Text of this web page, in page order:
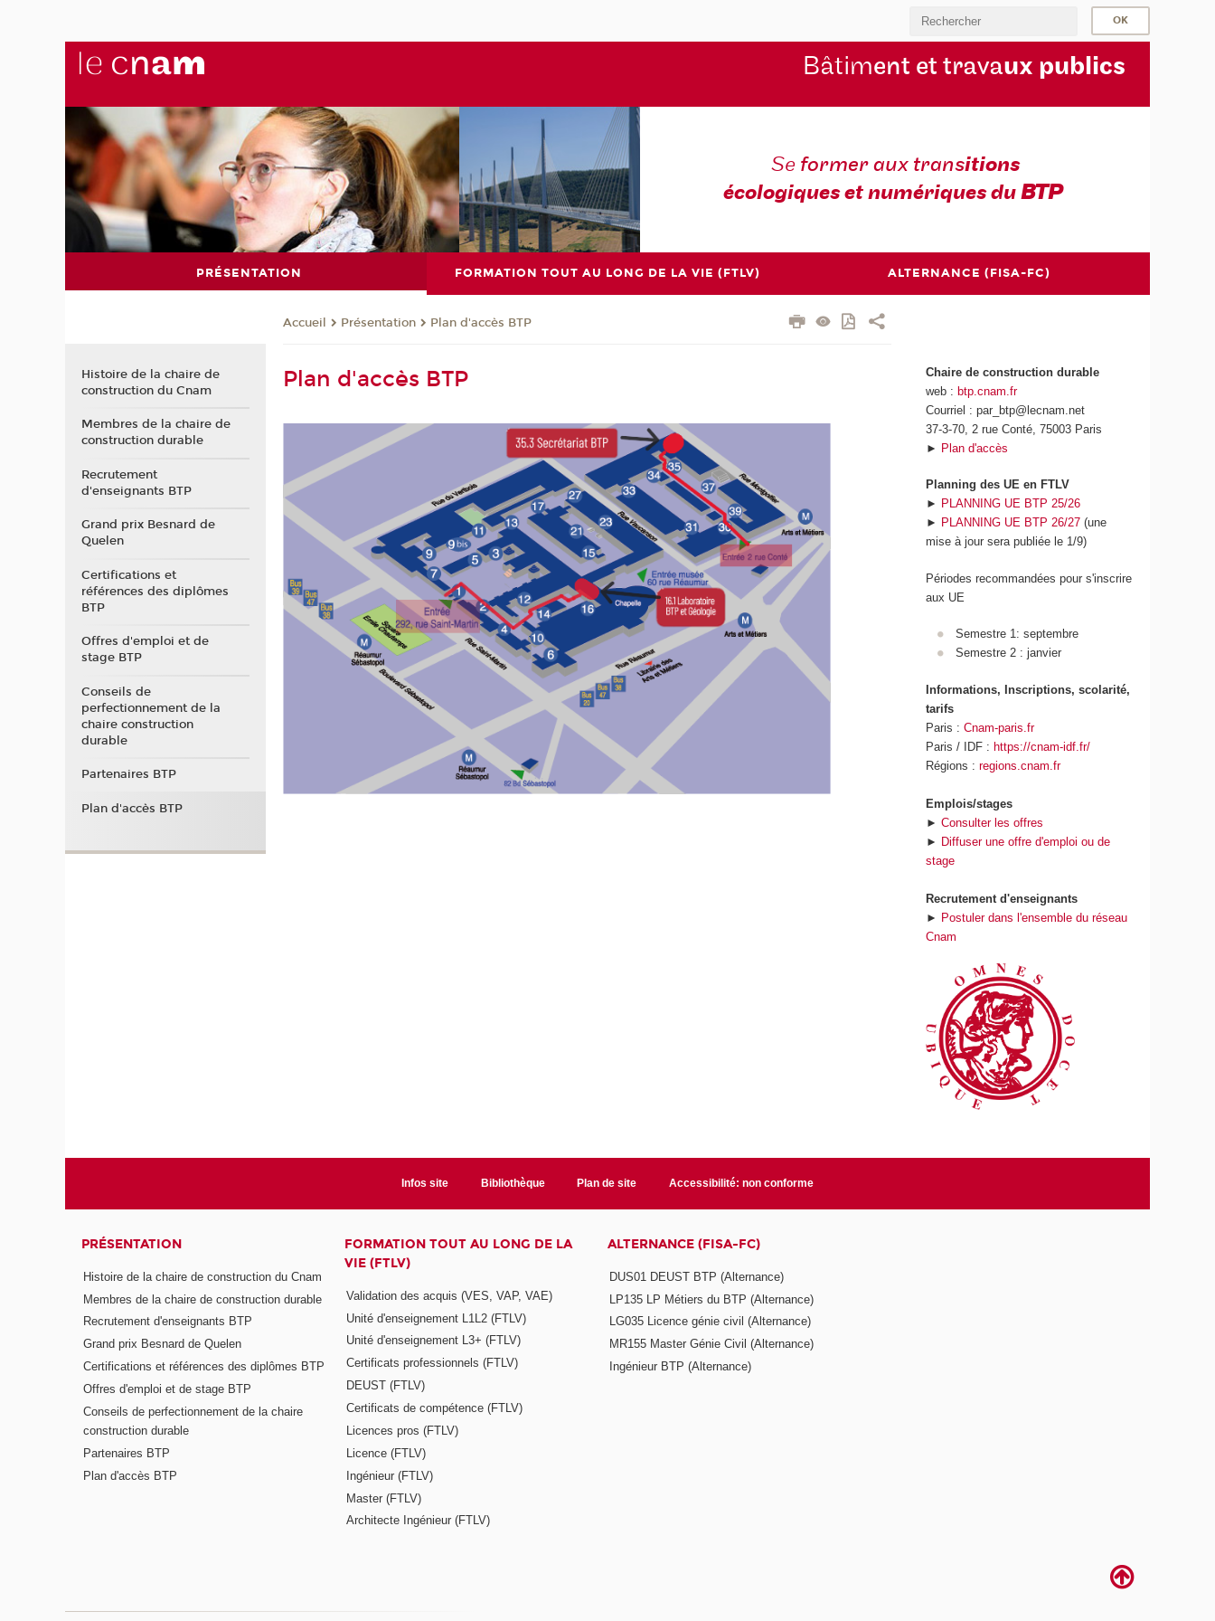
Bâtiment et travaux publics
Se former aux transitions
écologiques et numériques duBTP
PRÉSENTATION FORMATION TOUT AU LONG DE LA VIE (FTLV) ALTERNANCE (FISA-FC)
Accueil Présentation Plan d'accès BTP
Plan d'accès BTP
Chaire de construction durable
web :btp.cnam.fr
Courriel : par_btp@lecnam.net
37-3-70, 2 rue Conté, 75003 Paris
► Plan d'accès
Planning des UE en FTLV
► PLANNING UE BTP 25/26
► PLANNING UE BTP 26/27 (une
mise à jour sera publiée le 1/9)
Périodes recommandées pour s'inscrire
aux UE
Semestre 1: septembre
Semestre 2 : janvier
Informations, Inscriptions, scolarité,
tarifs
Paris :Cnam-paris.fr
Paris / IDF :https://cnam-idf.fr/
Régions :regions.cnam.fr
Emplois/stages
►Consulter les offres
► Diffuser une offre d'emploi ou de
stage
Recrutement d'enseignants
► Postuler dans l'ensemble du réseau
Cnam
Histoire de la chaire de
construction du Cnam
Membres de la chaire de
construction durable
Recrutement
d'enseignants BTP
Grand prix Besnard de
Quelen
Certifications et
références des diplômes
BTP
Offres d'emploi et de
stage BTP
Conseils de
perfectionnement de la
chaire construction
durable
Partenaires BTP
Plan d'accès BTP
Infos site Bibliothèque Plan de site Accessibilité: non conforme
PRÉSENTATION
Histoire de la chaire de construction du Cnam
Membres de la chaire de construction durable
Recrutement d'enseignants BTP
Grand prix Besnard de Quelen
Certifications et références des diplômes BTP
Offres d'emploi et de stage BTP
Conseils de perfectionnement de la chaire
construction durable
Partenaires BTP
Plan d'accès BTP
FORMATION TOUT AU LONG DE LA
VIE (FTLV)
Validation des acquis (VES, VAP, VAE)
Unité d'enseignement L1L2 (FTLV)
Unité d'enseignement L3+ (FTLV)
Certificats professionnels (FTLV)
DEUST (FTLV)
Certificats de compétence (FTLV)
Licences pros (FTLV)
Licence (FTLV)
Ingénieur (FTLV)
Master (FTLV)
Architecte Ingénieur (FTLV)
ALTERNANCE (FISA-FC)
DUS01 DEUST BTP (Alternance)
LP135 LP Métiers du BTP (Alternance)
LG035 Licence génie civil (Alternance)
MR155 Master Génie Civil (Alternance)
Ingénieur BTP (Alternance)